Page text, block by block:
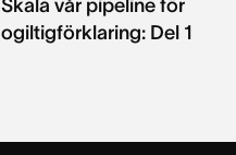
Skala vår pipeline för
ogiltigförklaring: Del 1